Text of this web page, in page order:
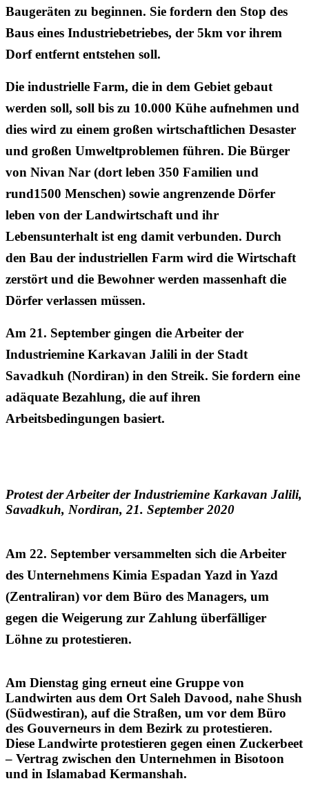
Baugeräten zu beginnen. Sie fordern den Stop des
Baus eines Industriebetriebes, der 5km vor ihrem
Dorf entfernt entstehen soll.
Die industrielle Farm, die in dem Gebiet gebaut
werden soll, soll bis zu 10.000 Kühe aufnehmen und
dies wird zu einem großen wirtschaftlichen Desaster
und großen Umweltproblemen führen. Die Bürger
von Nivan Nar (dort leben 350 Familien und
rund1500 Menschen) sowie angrenzende Dörfer
leben von der Landwirtschaft und ihr
Lebensunterhalt ist eng damit verbunden. Durch
den Bau der industriellen Farm wird die Wirtschaft
zerstört und die Bewohner werden massenhaft die
Dörfer verlassen müssen.
Am 21. September gingen die Arbeiter der
Industriemine Karkavan Jalili in der Stadt
Savadkuh (Nordiran) in den Streik. Sie fordern eine
adäquate Bezahlung, die auf ihren
Arbeitsbedingungen basiert.
Protest der Arbeiter der Industriemine Karkavan Jalili,
Savadkuh, Nordiran, 21. September 2020
Am 22. September versammelten sich die Arbeiter
des Unternehmens Kimia Espadan Yazd in Yazd
(Zentraliran) vor dem Büro des Managers, um
gegen die Weigerung zur Zahlung überfälliger
Löhne zu protestieren.
Am Dienstag ging erneut eine Gruppe von
Landwirten aus dem Ort Saleh Davood, nahe Shush
(Südwestiran), auf die Straßen, um vor dem Büro
des Gouverneurs in dem Bezirk zu protestieren.
Diese Landwirte protestieren gegen einen Zuckerbeet
– Vertrag zwischen den Unternehmen in Bisotoon
und in Islamabad Kermanshah.